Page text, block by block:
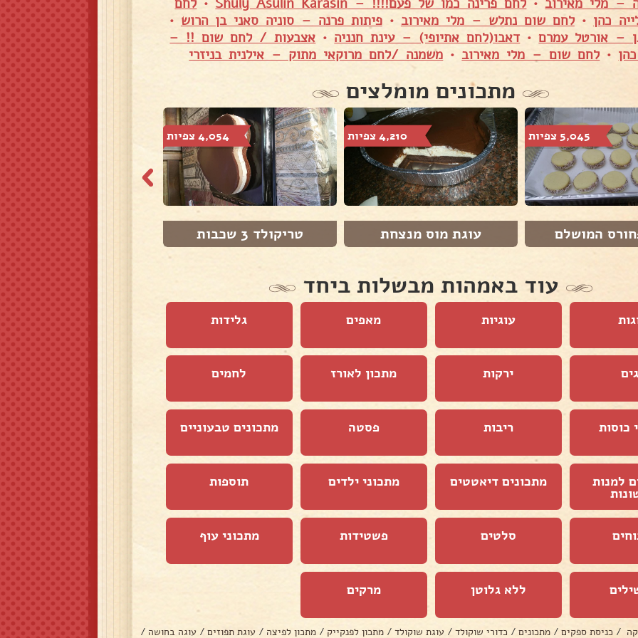
– מלי מאירוב•לחם פרינה כמו של פעם!!!! – Shuly Asulin Karasin •לחם
כהן •לחם שום נתלש – מלי מאירוב •פיתות פרנה – סוניה סאני בן הרוש•
– אורטל עמרם•דאבו(לחם אתיופי) – עינת חנניה•אצבעות / לחם שום !! –
•לחם שום – מלי מאירוב•משמנה /לחם מרוקאי מתוק – אילנית בניזרי
מתכונים מומלצים
5,045 צפיות
המושלם
4,210 צפיות
עוגת מוס מנצחת
4,054 צפיות
טריקולד 3 שכבות
עוד באמהות מבשלות ביחד
עוגיות מאפים גלידות
ירקות מתכון לאורז לחמים
כוסות ריבות פסטה מתכונים טבעוניים
למנות מתכונים דיאטטים מתכוני ילדים תוספות
סלטים פשטידות מתכוני עוף
ללא גלוטן מרקים
/ כניסת ספקים / מתכונים / כדורי שוקולד / עוגת שוקולד / מתכון לפנקייק / מתכון לפיצה / עוגת תפוזים / עוגה בחושה /